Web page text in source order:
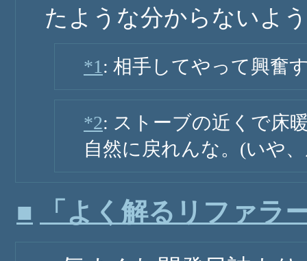
たような分からないよ
*1: 相手してやって興奮
*2: ストーブの近くで床
自然に戻れんな。(いや
■ 「よく解るリファラ